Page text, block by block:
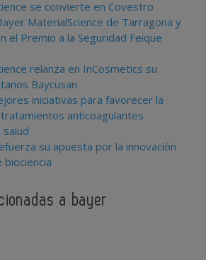
se convierte en Covestro
MaterialScience de Tarragona y
el Premio a la Seguridad Feique
relanza en InCosmetics su
Baycusan
iniciativas para favorecer la
anticoagulantes
su apuesta por la innovación
biociencia
a bayer